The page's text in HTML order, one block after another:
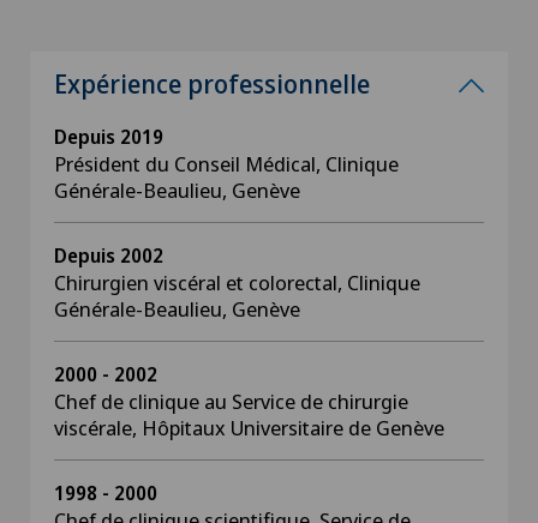
Expérience professionnelle
Depuis 2019
Président du Conseil Médical, Clinique
Générale-Beaulieu, Genève
Depuis 2002
Chirurgien viscéral et colorectal, Clinique
Générale-Beaulieu, Genève
2000 - 2002
Chef de clinique au Service de chirurgie
viscérale, Hôpitaux Universitaire de Genève
1998 - 2000